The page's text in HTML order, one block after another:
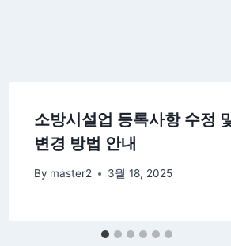
소방시설업 등록사항 수정
변경 방법 안내
By master2 3월 18, 2025